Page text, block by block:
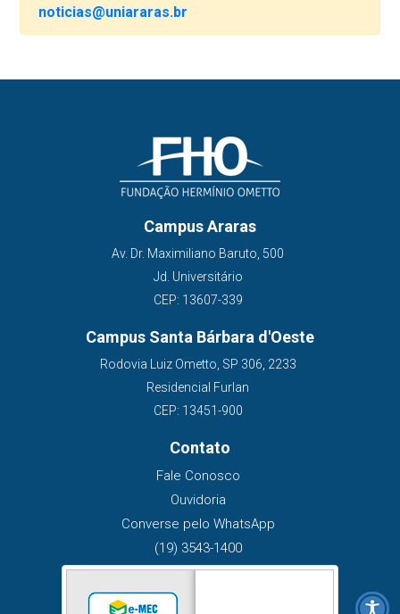
noticias@uniararas.br
Campus Araras
Av. Dr. Maximiliano Baruto, 500
Jd. Universitário
CEP: 13607-339
Campus Santa Bárbara d'Oeste
Rodovia Luiz Ometto, SP 306, 2233
Residencial Furlan
CEP: 13451-900
Contato
Fale Conosco
Ouvidoria
Converse pelo WhatsApp
(19) 3543-1400